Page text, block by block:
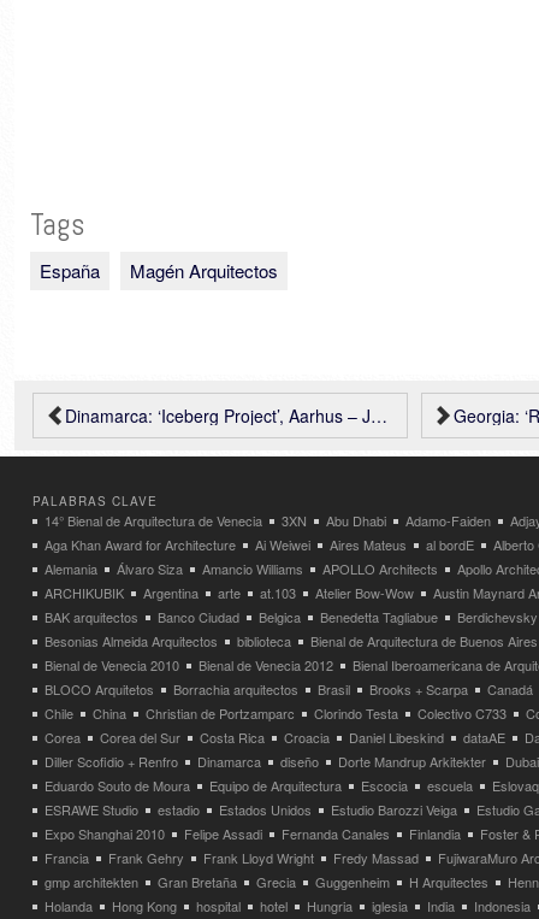
Tags
España Magén Arquitectos
Georgia:
Dinamarca: ‘Iceberg Project’, Aarhus – JDS Architects… imágenes de las obras
PALABRAS CLAVE
14° Bienal de Arquitectura de Venecia 3XN Abu Dhabi Adamo-Faiden
Aga Khan Award for Architecture
Ai Weiwei Aires Mateus al bordE
Alberto
Alemania
Álvaro Siza Amancio Williams APOLLO Architects
Apollo
ARCHIKUBIK
Argentina arte at.103 Atelier Bow-Wow
Austin Maynard
BAK arquitectos
Banco Ciudad Belgica Benedetta Tagliabue
Besonias Almeida Arquitectos
biblioteca
Bienal de Arquitectura de Buenos Aires
Bienal de Venecia 2010
Bienal de Venecia 2012
Bienal Iberoamericana de
BLOCO Arquitetos
Borrachia arquitectos Brasil Brooks + Scarpa
Canadá
Chile
China Christian de Portzamparc Clorindo Testa Colectivo C733
Corea
Corea del Sur Costa Rica Croacia Daniel Libeskind dataAE
Diller Scofidio + Renfro
Dinamarca diseño Dorte Mandrup Arkitekter
Dubai
Eduardo Souto de Moura
Equipo de Arquitectura Escocia escuela
ESRAWE Studio
estadio Estados Unidos Estudio Barozzi Veiga
Estudio
Expo Shanghai 2010
Felipe Assadi Fernanda Canales Finlandia
Foster &
Francia
Frank Gehry Frank Lloyd Wright Fredy Massad
FujiwaraMuro
gmp architekten
Gran Bretaña Grecia Guggenheim H Arquitectes
Holanda
Hong Kong hospital hotel Hungria iglesia India
Indonesia